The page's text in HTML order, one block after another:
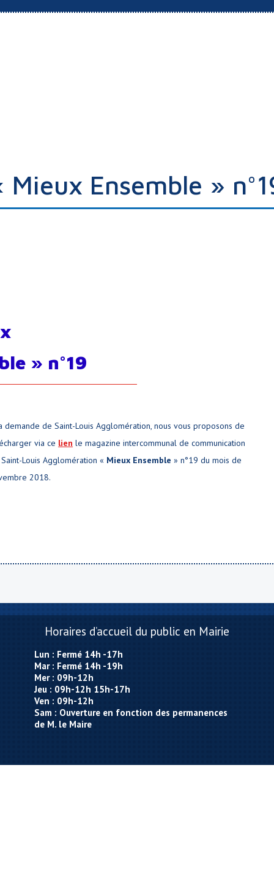
Mieux Ensemble »
» n°19
demande de Saint-Louis Agglomération, nous vous proposons de
via ce lien le magazine intercommunal de communication
Louis Agglomération « Mieux Ensemble » n°19 du mois de
2018.
Horaires d’accueil du public en Mairie
Lun : Fermé 14h -17h
Mar : Fermé 14h -19h
Mer : 09h-12h
Jeu : 09h-12h 15h-17h
Ven : 09h-12h
Sam : Ouverture en fonction des permanences
de M. le Maire